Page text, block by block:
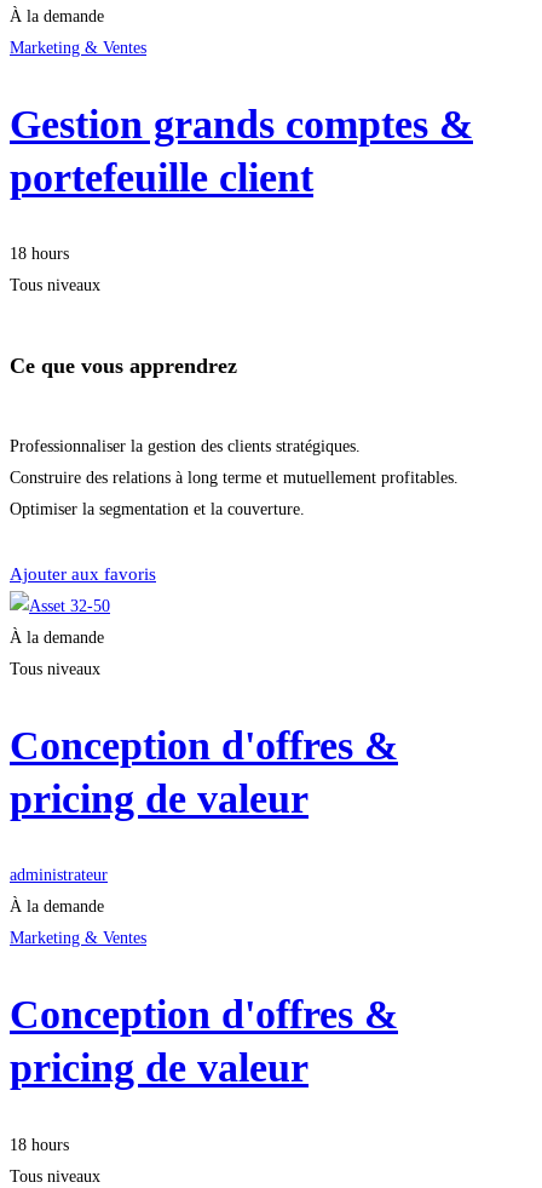
À la demande
Marketing & Ventes
Gestion grands comptes &
portefeuille client
18 hours
Tous niveaux
Ce que vous apprendrez
Professionnaliser la gestion des clients stratégiques.
Construire des relations à long terme et mutuellement profitables.
Optimiser la segmentation et la couverture.
Ajouter aux favoris
À la demande
Tous niveaux
Conception d'offres &
pricing de valeur
administrateur
À la demande
Marketing & Ventes
Conception d'offres &
pricing de valeur
18 hours
Tous niveaux